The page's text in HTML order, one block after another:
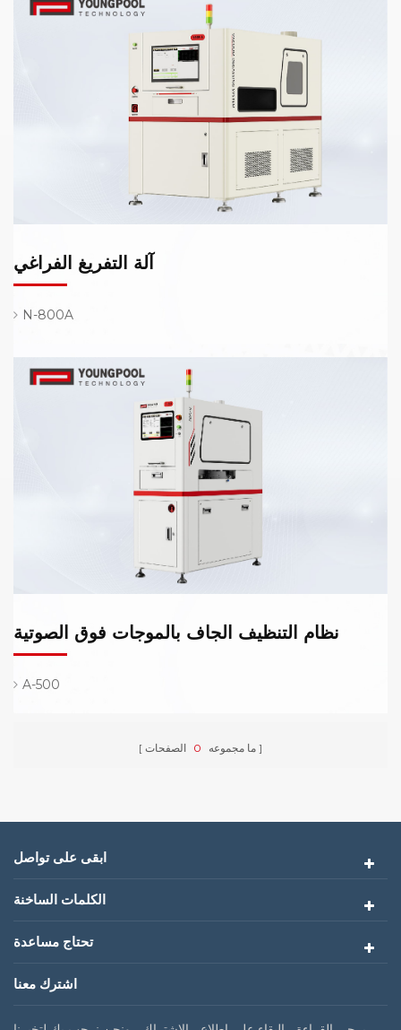
آلة التفريغ الفراغي
N-800A
نظام التنظيف الجاف بالموجات فوق الصوتية
A-500
ما مجموعه 0 الصفحات
ابقى على تواصل
الكلمات الساخنة
تحتاج مساعدة
اشترك معنا